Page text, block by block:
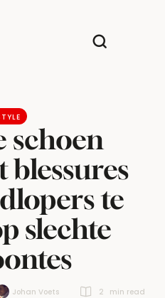
schoen
te
slechte
Johan Voets 2 min read